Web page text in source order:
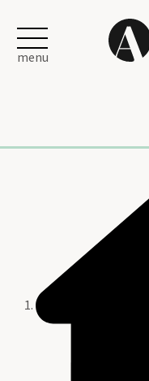
menu